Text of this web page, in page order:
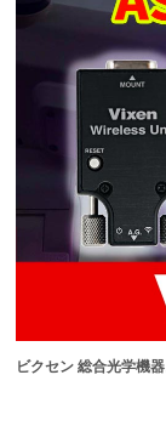
ビクセン 総合光学機